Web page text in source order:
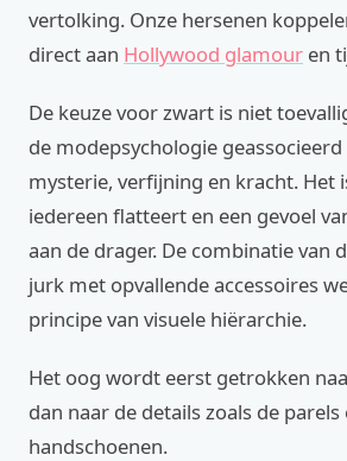
vertolking. Onze hersenen
direct aan Hollywood glamour en
De keuze voor zwart is niet
de modepsychologie
mysterie, verfijning en kracht. Het
iedereen flatteert en een gevoel
aan de drager. De combinatie van
jurk met opvallende accessoires
principe van visuele hiërarchie.
Het oog wordt eerst getrokken
dan naar de details zoals de parels
handschoenen.